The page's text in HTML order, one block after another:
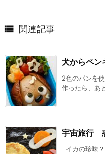
 関連記事
犬からペン
2色のパンを
作ったら、あ
宇宙旅行
イカの珍味